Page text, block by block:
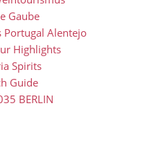
Gaube
Alentejo
Highlights
Spirits
Guide
BERLIN